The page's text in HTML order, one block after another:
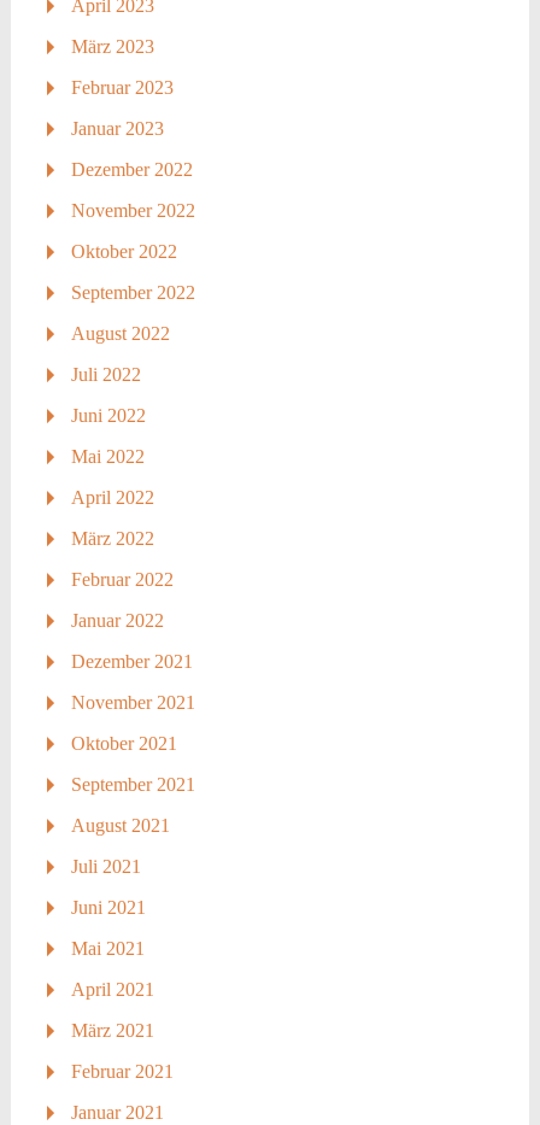
April 2023
März 2023
Februar 2023
Januar 2023
Dezember 2022
November 2022
Oktober 2022
September 2022
August 2022
Juli 2022
Juni 2022
Mai 2022
April 2022
März 2022
Februar 2022
Januar 2022
Dezember 2021
November 2021
Oktober 2021
September 2021
August 2021
Juli 2021
Juni 2021
Mai 2021
April 2021
März 2021
Februar 2021
Januar 2021